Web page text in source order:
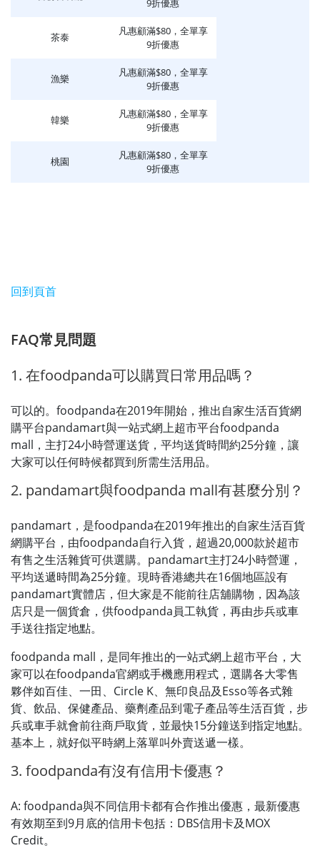
9折優惠
茶泰
凡惠顧滿$80，全單享
9折優惠
漁樂
凡惠顧滿$80，全單享
9折優惠
韓樂
凡惠顧滿$80，全單享
9折優惠
桃園
凡惠顧滿$80，全單享
9折優惠
回到頁首
FAQ常見問題
1. 在foodpanda可以購買日常用品嗎？
可以的。foodpanda在2019年開始，推出自家生活百貨網
購平台pandamart與一站式網上超市平台foodpanda
mall，主打24小時營運送貨，平均送貨時間約25分鐘，讓
大家可以任何時候都買到所需生活用品。
2. pandamart與foodpanda mall有甚麼分別？
pandamart，是foodpanda在2019年推出的自家生活百貨
網購平台，由foodpanda自行入貨，超過20,000款於超市
有售之生活雜貨可供選購。pandamart主打24小時營運，
平均送遞時間為25分鐘。現時香港總共在16個地區設有
pandamart實體店，但大家是不能前往店舖購物，因為該
店只是一個貨倉，供foodpanda員工執貨，再由步兵或車
手送往指定地點。
foodpanda mall，是同年推出的一站式網上超市平台，大
家可以在foodpanda官網或手機應用程式，選購各大零售
夥伴如百佳、一田、Circle K、無印良品及Esso等各式雜
貨、飲品、保健產品、藥劑產品到電子產品等生活百貨，步
兵或車手就會前往商戶取貨，並最快15分鐘送到指定地點。
基本上，就好似平時網上落單叫外賣送遞一樣。
3. foodpanda有沒有信用卡優惠？
A: foodpanda與不同信用卡都有合作推出優惠，最新優惠
有效期至到9月底的信用卡包括：DBS信用卡及MOX
Credit。